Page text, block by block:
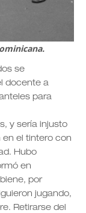
se
docente a
para
y sería injusto
en el tintero con
Hubo
en
por
jugando,
Retirarse del